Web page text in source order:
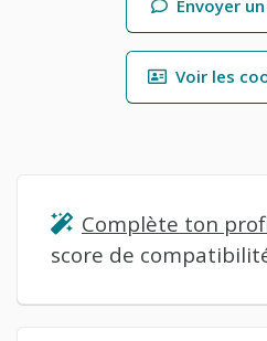
Envoyer
Voir les
Complète ton
score de